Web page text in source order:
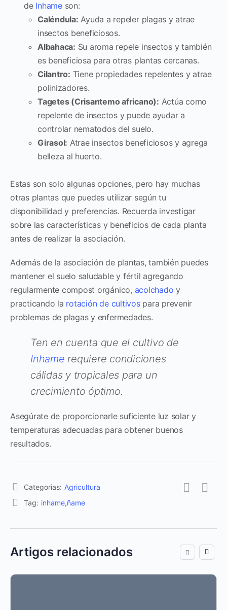
de Inhameson:
Caléndula: Ayuda a repeler plagas y atrae
insectos beneficiosos.
Albahaca: Su aroma repele insectos y también
es beneficiosa para otras plantas cercanas.
Cilantro: Tiene propiedades repelentes y atrae
polinizadores.
Tagetes (Crisantemo africano): Actúa como
repelente de insectos y puede ayudar a
controlar nematodos del suelo.
Girasol: Atrae insectos beneficiosos y agrega
belleza al huerto.
Estas son solo algunas opciones, pero hay muchas
otras plantas que puedes utilizar según tu
disponibilidad y preferencias. Recuerda investigar
sobre las características y beneficios de cada planta
antes de realizar la asociación.
Además de la asociación de plantas, también puedes
mantener el suelo saludable y fértil agregando
regularmente compost orgánico, acolchado y
practicando la rotación de cultivospara prevenir
problemas de plagas y enfermedades.
Ten en cuenta que el cultivo de
Inhame requiere condiciones
cálidas y tropicales para un
crecimiento óptimo.
Asegúrate de proporcionarle suficiente luz solar y
temperaturas adecuadas para obtener buenos
resultados.
Categorias: Agricultura
Tag: inhame,ñame
Artigos relacionados